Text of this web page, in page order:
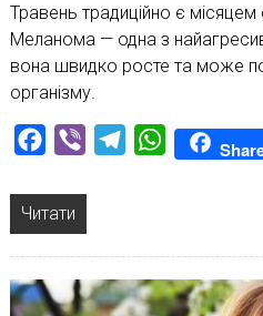
Травень традиційно є
Меланома — одна з
вона швидко росте та може
організму.
Facebook
Viber TelegramWhatsApp
Читати